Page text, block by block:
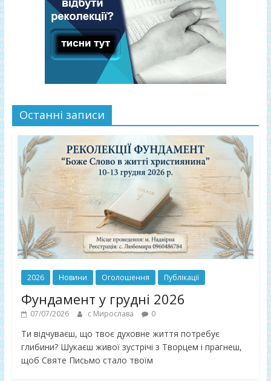
Останні записи
2026 Новини Оголошення Публікації
Фундамент у грудні 2026
07/07/2026 с Мирослава 0
Ти відчуваєш, що твоє духовне життя потребує
глибини? Шукаєш живої зустрічі з Творцем і прагнеш,
щоб Святе Письмо стало твоїм